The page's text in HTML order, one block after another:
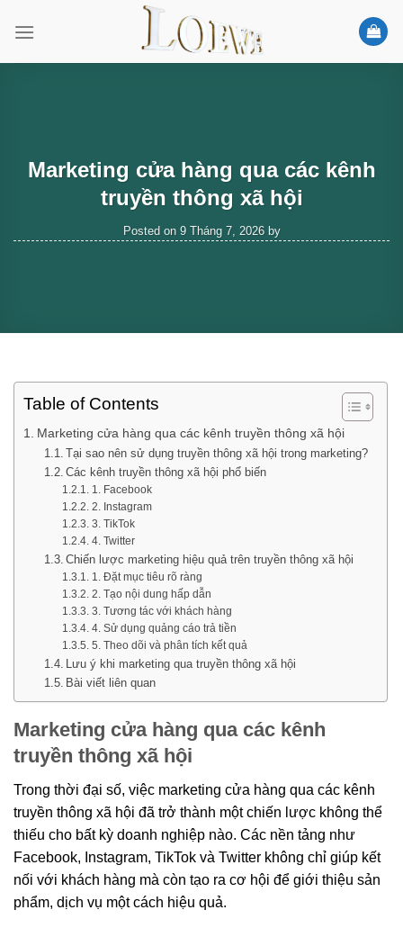
Marketing cửa hàng qua các kênh
truyền thông xã hội
Posted on 9 Tháng 7, 2026by
Table of Contents
Marketing cửa hàng qua các kênh truyền thông xã hội
Tại sao nên sử dụng truyền thông xã hội trong marketing?
Các kênh truyền thông xã hội phổ biến
1. Facebook
2. Instagram
3. TikTok
4. Twitter
Chiến lược marketing hiệu quả trên truyền thông xã hội
1. Đặt mục tiêu rõ ràng
2. Tạo nội dung hấp dẫn
3. Tương tác với khách hàng
4. Sử dụng quảng cáo trả tiền
5. Theo dõi và phân tích kết quả
Lưu ý khi marketing qua truyền thông xã hội
Bài viết liên quan
Marketing cửa hàng qua các kênh
truyền thông xã hội
Trong thời đại số, việc marketing cửa hàng qua các kênh
truyền thông xã hội đã trở thành một chiến lược không thể
thiếu cho bất kỳ doanh nghiệp nào. Các nền tảng như
Facebook, Instagram, TikTok và Twitter không chỉ giúp kết
nối với khách hàng mà còn tạo ra cơ hội để giới thiệu sản
phẩm, dịch vụ một cách hiệu quả.